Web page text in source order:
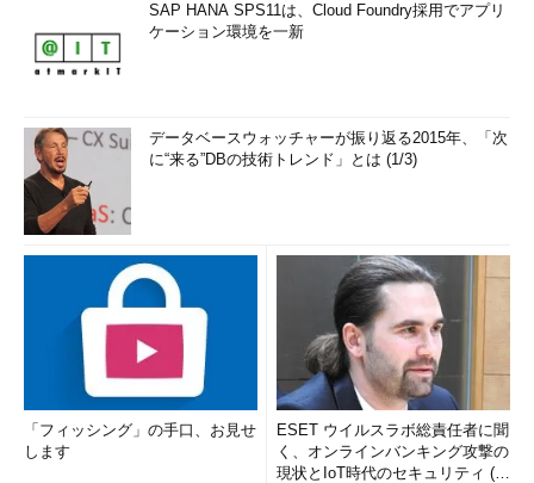
SAP HANA SPS11は、Cloud Foundry採用でアプリ
ケーション環境を一新
データベースウォッチャーが振り返る2015年、「次
に“来る”DBの技術トレンド」とは (1/3)
「フィッシング」の手口、お見せ
します
ESET ウイルスラボ総責任者に聞
く、オンラインバンキング攻撃の
現状とIoT時代のセキュリティ (1/